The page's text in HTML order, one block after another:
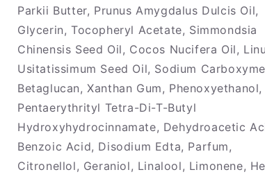
Parkii Butter, Prunus Amygdalus Dulcis Oil,
Glycerin, Tocopheryl Acetate, Simmondsia
Chinensis Seed Oil, Cocos Nucifera Oil,
Usitatissimum Seed Oil, Sodium
Betaglucan, Xanthan Gum, Phenoxyethanol,
Pentaerythrityl Tetra-Di-T-Butyl
Hydroxyhydrocinnamate, Dehydroacetic
Benzoic Acid, Disodium Edta, Parfum,
Citronellol, Geraniol, Linalool, Limonene,